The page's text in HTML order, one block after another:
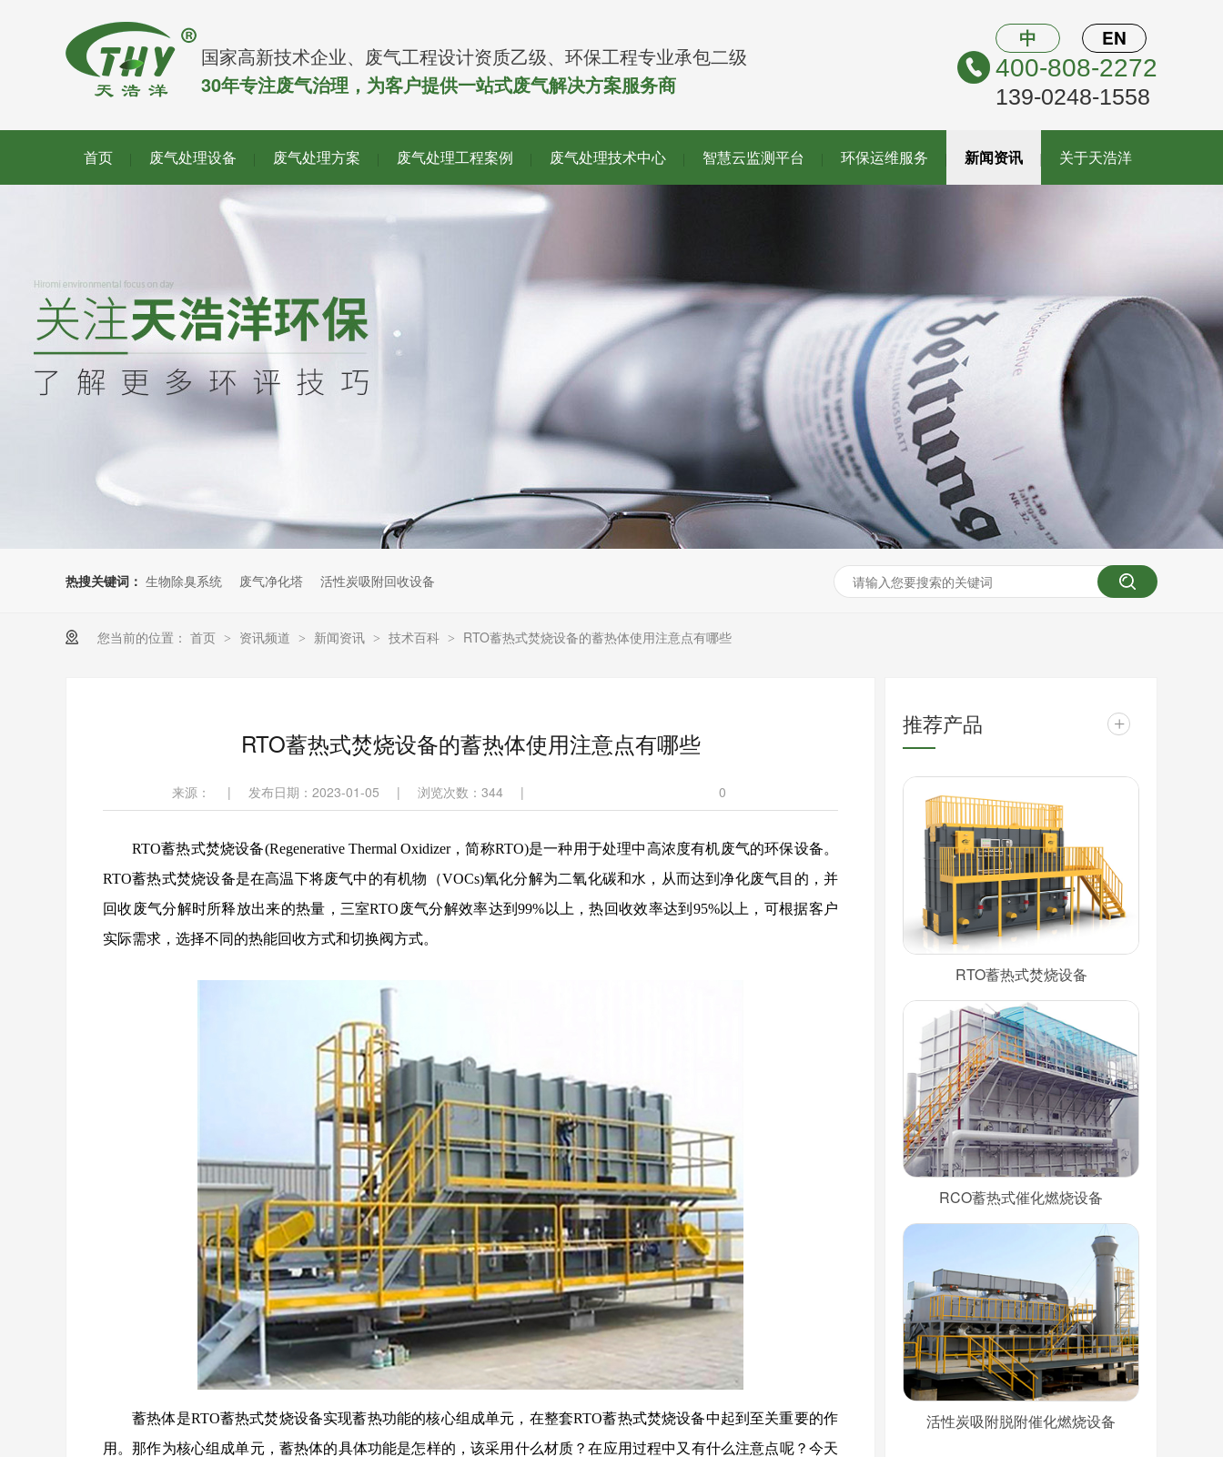
国家高新技术企业、废气工程设计资质乙级、环保工程专业承包二级
30年专注废气治理，为客户提供一站式废气解决方案服务商
中 EN
400-808-2272
139-0248-1558
首页 废气处理设备 废气处理方案 废气处理工程案例 废气处理技术中心 智慧云监测平台 环保运维服务 新闻资讯 关于天浩洋
热搜关键词： 生物除臭系统 废气净化塔 活性炭吸附回收设备
您当前的位置： 首页 > 资讯频道 > 新闻资讯 > 技术百科 > RTO蓄热式焚烧设备的蓄热体使用注意点有哪些
RTO蓄热式焚烧设备的蓄热体使用注意点有哪些
来源： | 发布日期：2023-01-05 | 浏览次数： 344 | 0
RTO蓄热式焚烧设备(Regenerative Thermal Oxidizer，简称RTO)是一种用于处理中高浓度有机废气的环保设备。
RTO蓄热式焚烧设备是在高温下将废气中的有机物（VOCs)氧化分解为二氧化碳和水，从而达到净化废气目的，并
回收废气分解时所释放出来的热量，三室RTO废气分解效率达到99%以上，热回收效率达到95%以上，可根据客户
实际需求，选择不同的热能回收方式和切换阀方式。
蓄热体是RTO蓄热式焚烧设备实现蓄热功能的核心组成单元，在整套RTO蓄热式焚烧设备中起到至关重要的作
用。那作为核心组成单元，蓄热体的具体功能是怎样的，该采用什么材质？在应用过程中又有什么注意点呢？今天
推荐产品 +
RTO蓄热式焚烧设备
RCO蓄热式催化燃烧设备
活性炭吸附脱附催化燃烧设备